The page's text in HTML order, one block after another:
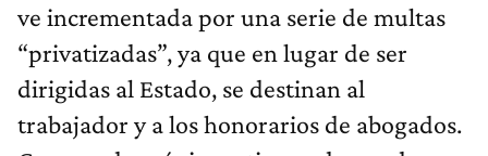
ve incrementada por una serie de multas
“privatizadas”, ya que en lugar de ser
dirigidas al Estado, se destinan al
trabajador y a los honorarios de abogados.